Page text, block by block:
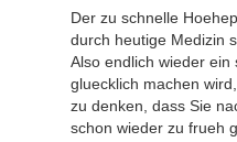
Der zu schnelle
durch heutige Medizin
Also endlich wieder
gluecklich machen
zu denken, dass Sie
schon wieder zu frueh